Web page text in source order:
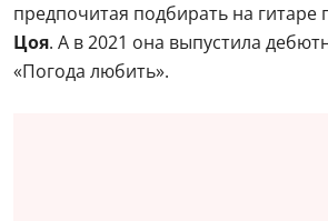
предпочитая подбирать на гитаре
Цоя. А в 2021 она выпустила
«Погода любить».